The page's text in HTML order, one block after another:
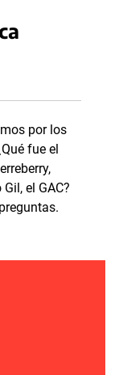
por los
fue el
el GAC?